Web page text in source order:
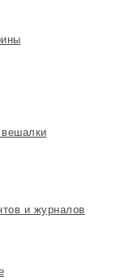
и журналов